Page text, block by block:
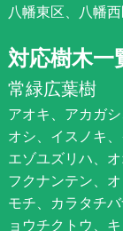
八幡東区、八幡
対応樹木一
常緑広葉樹
アオキ、アカガ
オシ、イスノキ
エゾユズリハ、
フクナンテン、
モチ、カラタチ
ョウチクトウ、